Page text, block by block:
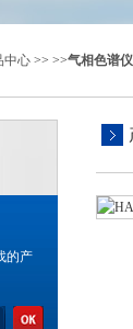
中心 >> >>气相色谱仪
的产